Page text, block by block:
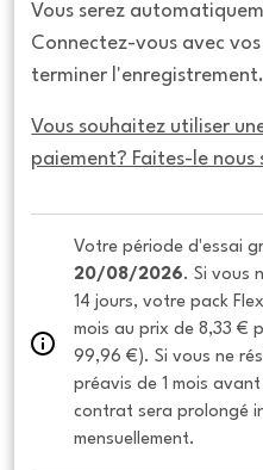
Vous serez
Connectez-vous avec
terminer l'enregistrement.
Vous souhaitez utiliser
paiement? Faites-le nous
20/08/2026. Si vous
14 jours, votre pack
mois au prix de 8,33 €
99,96 €). Si vous ne
préavis de 1 mois
contrat sera prolongé
mensuellement.